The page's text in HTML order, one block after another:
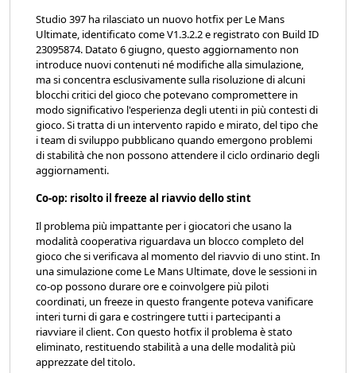
Studio 397 ha rilasciato un nuovo hotfix per Le Mans
Ultimate, identificato come V1.3.2.2 e registrato con Build ID
23095874. Datato 6 giugno, questo aggiornamento non
introduce nuovi contenuti né modifiche alla simulazione,
ma si concentra esclusivamente sulla risoluzione di alcuni
blocchi critici del gioco che potevano compromettere in
modo significativo l'esperienza degli utenti in più contesti di
gioco. Si tratta di un intervento rapido e mirato, del tipo che
i team di sviluppo pubblicano quando emergono problemi
di stabilità che non possono attendere il ciclo ordinario degli
aggiornamenti.
Co-op: risolto il freeze al riavvio dello stint
Il problema più impattante per i giocatori che usano la
modalità cooperativa riguardava un blocco completo del
gioco che si verificava al momento del riavvio di uno stint. In
una simulazione come Le Mans Ultimate, dove le sessioni in
co-op possono durare ore e coinvolgere più piloti
coordinati, un freeze in questo frangente poteva vanificare
interi turni di gara e costringere tutti i partecipanti a
riavviare il client. Con questo hotfix il problema è stato
eliminato, restituendo stabilità a una delle modalità più
apprezzate del titolo.